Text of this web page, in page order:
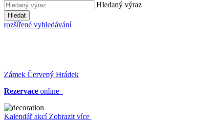
Hledaný výraz
Hledat
rozšířené vyhledávání
Zámek Červený Hrádek
Rezervace online
Kalendář akcí Zobrazit více